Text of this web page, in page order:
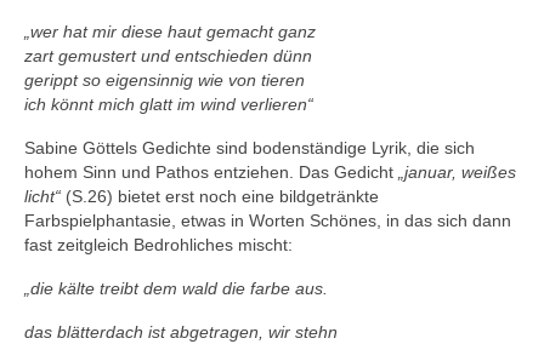
„wer hat mir diese haut gemacht ganz
zart gemustert und entschieden dünn
gerippt so eigensinnig wie von tieren
ich könnt mich glatt im wind verlieren“
Sabine Göttels Gedichte sind bodenständige Lyrik, die sich
hohem Sinn und Pathos entziehen. Das Gedicht „januar, weißes
licht“ (S.26) bietet erst noch eine bildgetränkte
Farbspielphantasie, etwas in Worten Schönes, in das sich dann
fast zeitgleich Bedrohliches mischt:
„die kälte treibt dem wald die farbe aus.
das blätterdach ist abgetragen, wir stehn